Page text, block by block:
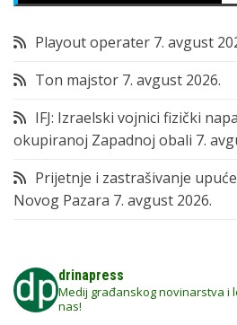
Playout operater 7. avgust
Ton majstor 7. avgust 2026.
IFJ: Izraelski vojnici fizički
okupiranoj Zapadnoj obali 7.
Prijetnje i zastrašivanje
Novog Pazara 7. avgust 2026.
drinapress
Medij građanskog novinarstva i
nas!